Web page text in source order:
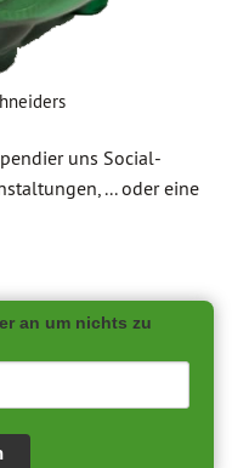
uns Social-
... oder eine
an um nichts zu